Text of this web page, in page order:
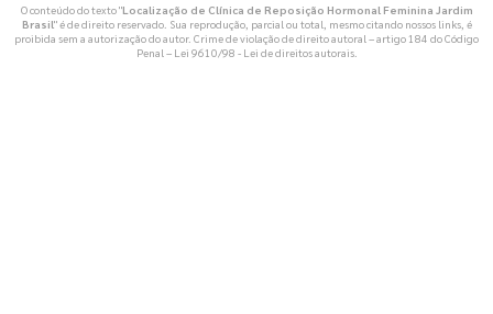
O conteúdo do texto "Localização de Clínica de Reposição Hormonal Feminina Jardim
Brasil" é de direito reservado. Sua reprodução, parcial ou total, mesmo citando nossos links, é
proibida sem a autorização do autor. Crime de violação de direito autoral – artigo 184 do Código
Penal – Lei 9610/98 - Lei de direitos autorais.